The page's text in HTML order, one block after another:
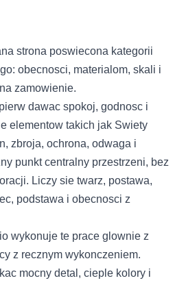
strona poswiecona kategorii
obecnosci, materialom, skali i
zamowienie.
dawac spokoj, godnosc i
elementow takich jak Swiety
zbroja, ochrona, odwaga i
punkt centralny przestrzeni, bez
Liczy sie twarz, postawa,
podstawa i obecnosci z
wykonuje te prace glownie z
z recznym wykonczeniem.
mocny detal, cieple kolory i